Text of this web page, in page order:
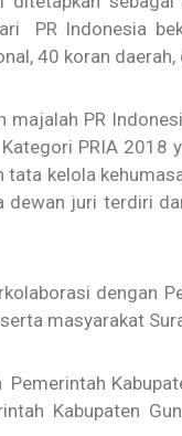
PR Indonesia
40 koran
majalah PR
PRIA 2018
kelola
juri terdiri
dengan
masyarakat
Pemerintah
Kabupaten